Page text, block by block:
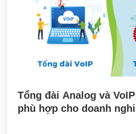
Tổng đài Analog và
phù hợp cho doanh